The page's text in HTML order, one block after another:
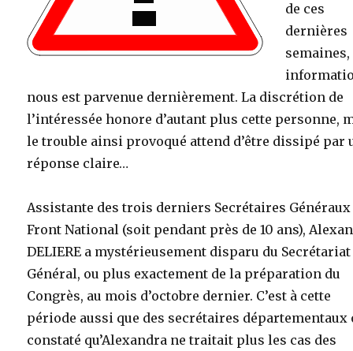
de ces
dernières
semaines,
nous est parvenue dernièrement. La discrétion de
l’intéressée honore d’autant plus cette personne,
le trouble ainsi provoqué attend d’être dissipé par
réponse claire…
Assistante des trois derniers Secrétaires Généraux
Front National (soit pendant près de 10 ans),
DELIERE a mystérieusement disparu du Secrétariat
Général, ou plus exactement de la préparation du
Congrès, au mois d’octobre dernier. C’est à cette
période aussi que des secrétaires départementaux
constaté qu’Alexandra ne traitait plus les cas des